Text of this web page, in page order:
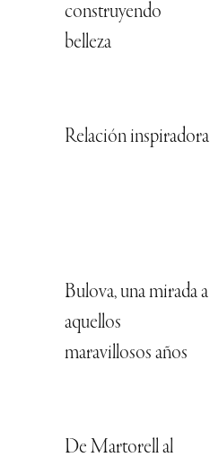
construyendo
belleza
Relación inspiradora
Bulova, una mirada a
aquellos
maravillosos años
De Martorell al